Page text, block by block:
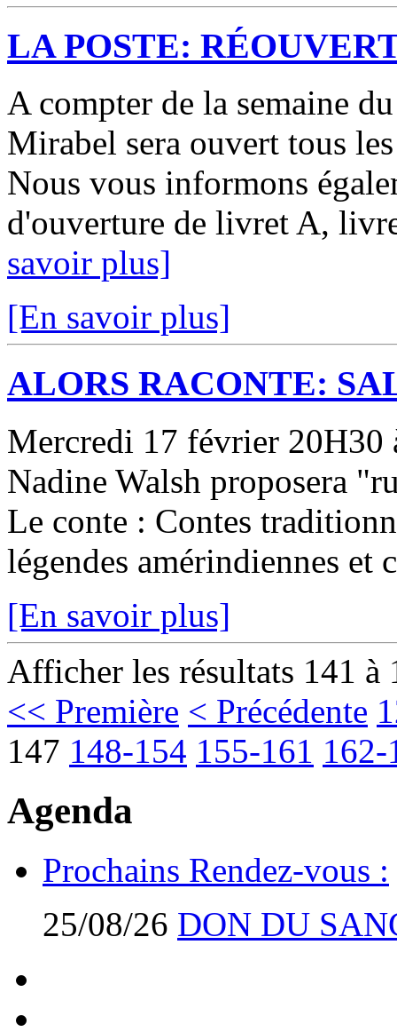
LA POSTE:
A compter de la semaine
Mirabel sera ouvert tous
Nous vous informons
d'ouverture de livret A,
savoir plus]
[En savoir plus]
ALORS RACONTE:
Mercredi 17 février 20H30
Nadine Walsh proposera
Le conte : Contes
légendes amérindiennes et
[En savoir plus]
Afficher les résultats 141 à
<< Première < Précédente
147 148-154 155-161 162-
Agenda
Prochains Rendez-vous :
25/08/26 DON DU